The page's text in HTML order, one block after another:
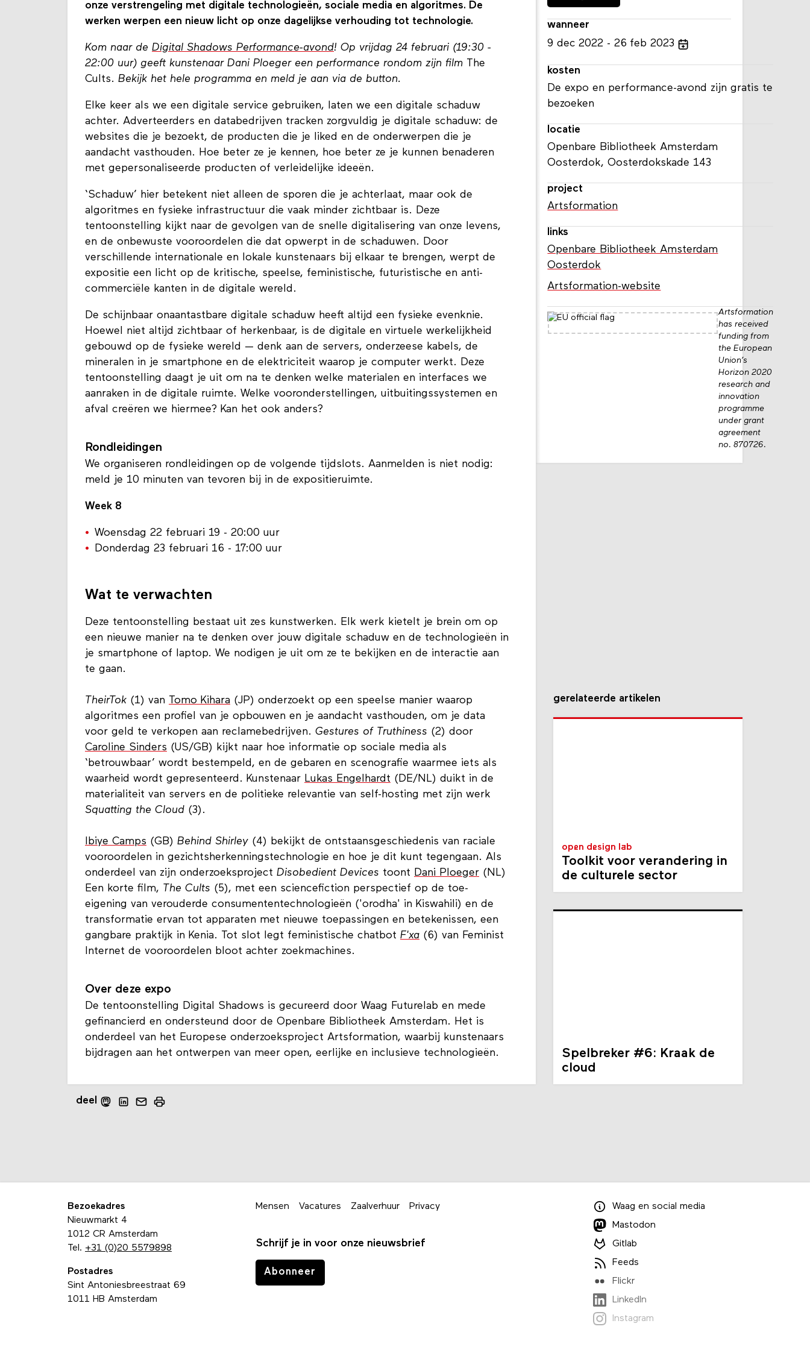
onze verstrengeling met digitale technologieën, sociale media en algoritmes. De
werken werpen een nieuw licht op onze dagelijkse verhouding tot technologie.
Kom naar de Digital Shadows Performance-avond! Op vrijdag 24 februari (19:30 -
22:00 uur) geeft kunstenaar Dani Ploeger een performance rondom zijn film The
Cults. Bekijk het hele programma en meld je aan via de button.
Elke keer als we een digitale service gebruiken, laten we een digitale schaduw
achter. Adverteerders en databedrijven tracken zorgvuldig je digitale schaduw: de
websites die je bezoekt, de producten die je liked en de onderwerpen die je
aandacht vasthouden. Hoe beter ze je kennen, hoe beter ze je kunnen benaderen
met gepersonaliseerde producten of verleidelijke ideeën.
‘Schaduw’ hier betekent niet alleen de sporen die je achterlaat, maar ook de
algoritmes en fysieke infrastructuur die vaak minder zichtbaar is. Deze
tentoonstelling kijkt naar de gevolgen van de snelle digitalisering van onze levens,
en de onbewuste vooroordelen die dat opwerpt in de schaduwen. Door
verschillende internationale en lokale kunstenaars bij elkaar te brengen, werpt de
expositie een licht op de kritische, speelse, feministische, futuristische en anti-
commerciële kanten in de digitale wereld.
De schijnbaar onaantastbare digitale schaduw heeft altijd een fysieke evenknie.
Hoewel niet altijd zichtbaar of herkenbaar, is de digitale en virtuele werkelijkheid
gebouwd op de fysieke wereld — denk aan de servers, onderzeese kabels, de
mineralen in je smartphone en de elektriciteit waarop je computer werkt. Deze
tentoonstelling daagt je uit om na te denken welke materialen en interfaces we
aanraken in de digitale ruimte. Welke vooronderstellingen, uitbuitingssystemen en
afval creëren we hiermee? Kan het ook anders?
Rondleidingen
We organiseren rondleidingen op de volgende tijdslots. Aanmelden is niet nodig:
meld je 10 minuten van tevoren bij in de expositieruimte.
Week 8
Woensdag 22 februari 19 - 20:00 uur
Donderdag 23 februari 16 - 17:00 uur
Wat te verwachten
Deze tentoonstelling bestaat uit zes kunstwerken. Elk werk kietelt je brein om op
een nieuwe manier na te denken over jouw digitale schaduw en de technologieën in
je smartphone of laptop. We nodigen je uit om ze te bekijken en de interactie aan
te gaan.
TheirTok (1) van Tomo Kihara (JP) onderzoekt op een speelse manier waarop
algoritmes een profiel van je opbouwen en je aandacht vasthouden, om je data
voor geld te verkopen aan reclamebedrijven. Gestures of Truthiness (2) door
Caroline Sinders (US/GB) kijkt naar hoe informatie op sociale media als
‘betrouwbaar’ wordt bestempeld, en de gebaren en scenografie waarmee iets als
waarheid wordt gepresenteerd. Kunstenaar Lukas Engelhardt (DE/NL) duikt in de
materialiteit van servers en de politieke relevantie van self-hosting met zijn werk
Squatting the Cloud (3).
Ibiye Camps (GB) Behind Shirley (4) bekijkt de ontstaansgeschiedenis van raciale
vooroordelen in gezichtsherkenningstechnologie en hoe je dit kunt tegengaan. Als
onderdeel van zijn onderzoeksproject Disobedient Devices toont Dani Ploeger (NL)
Een korte film, The Cults (5), met een sciencefiction perspectief op de toe-
eigening van verouderde consumententechnologieën ('orodha' in Kiswahili) en de
transformatie ervan tot apparaten met nieuwe toepassingen en betekenissen, een
gangbare praktijk in Kenia. Tot slot legt feministische chatbot F'xa (6) van Feminist
Internet de vooroordelen bloot achter zoekmachines.
Over deze expo
De tentoonstelling Digital Shadows is gecureerd door Waag Futurelab en mede
gefinancierd en ondersteund door de Openbare Bibliotheek Amsterdam. Het is
onderdeel van het Europese onderzoeksproject Artsformation, waarbij kunstenaars
bijdragen aan het ontwerpen van meer open, eerlijke en inclusieve technologieën.
wanneer
9 dec 2022 26 feb 2023
kosten
De expo en performance-avond zijn gratis te
bezoeken
locatie
Openbare Bibliotheek Amsterdam
Oosterdok, Oosterdokskade 143
project
Artsformation
links
Openbare Bibliotheek Amsterdam
Oosterdok
Artsformation-website
Artsformation
has received
funding from
the European
Union’s
Horizon 2020
research and
innovation
programme
under grant
agreement
no. 870726.
deel
gerelateerde artikelen
open design lab
Toolkit voor verandering in
de culturele sector
Spelbreker #6: Kraak de
cloud
Bezoekadres
Nieuwmarkt 4
1012 CR Amsterdam
Tel. +31 (0)20 5579898
Postadres
Sint Antoniesbreestraat 69
1011 HB Amsterdam
Mensen Vacatures Zaalverhuur Privacy
Schrijf je in voor onze nieuwsbrief
Abonneer
Waag en social media
Mastodon
Gitlab
Feeds
Flickr
LinkedIn
Instagram